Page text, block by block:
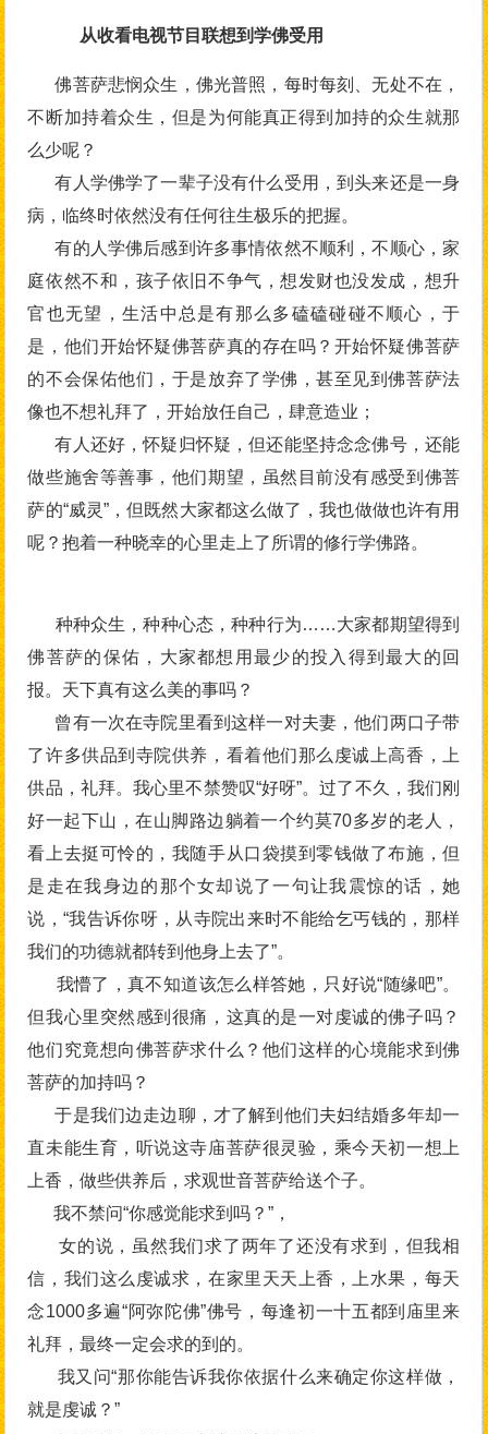
从收看电视节目联想到学佛受用
佛菩萨悲悯众生，佛光普照，每时每刻、无处不在，
不断加持着众生，但是为何能真正得到加持的众生就那
么少呢？
有人学佛学了一辈子没有什么受用，到头来还是一身
病，临终时依然没有任何往生极乐的把握。
有的人学佛后感到许多事情依然不顺利，不顺心，家
庭依然不和，孩子依旧不争气，想发财也没发成，想升
官也无望，生活中总是有那么多磕磕碰碰不顺心，于
是，他们开始怀疑佛菩萨真的存在吗？开始怀疑佛菩萨
的不会保佑他们，于是放弃了学佛，甚至见到佛菩萨法
像也不想礼拜了，开始放任自己，肆意造业；
有人还好，怀疑归怀疑，但还能坚持念念佛号，还能
做些施舍等善事，他们期望，虽然目前没有感受到佛菩
萨的“威灵”，但既然大家都这么做了，我也做做也许有用
呢？抱着一种晓幸的心里走上了所谓的修行学佛路。
种种众生，种种心态，种种行为……大家都期望得到
佛菩萨的保佑，大家都想用最少的投入得到最大的回
报。天下真有这么美的事吗？
曾有一次在寺院里看到这样一对夫妻，他们两口子带
了许多供品到寺院供养，看着他们那么虔诚上高香，上
供品，礼拜。我心里不禁赞叹“好呀”。过了不久，我们刚
好一起下山，在山脚路边躺着一个约莫70多岁的老人，
看上去挺可怜的，我随手从口袋摸到零钱做了布施，但
是走在我身边的那个女却说了一句让我震惊的话，她
说，“我告诉你呀，从寺院出来时不能给乞丐钱的，那样
我们的功德就都转到他身上去了”。
我懵了，真不知道该怎么样答她，只好说“随缘吧”。
但我心里突然感到很痛，这真的是一对虔诚的佛子吗？
他们究竟想向佛菩萨求什么？他们这样的心境能求到佛
菩萨的加持吗？
于是我们边走边聊，才了解到他们夫妇结婚多年却一
直未能生育，听说这寺庙菩萨很灵验，乘今天初一想上
上香，做些供养后，求观世音菩萨给送个子。
我不禁问“你感觉能求到吗？”，
女的说，虽然我们求了两年了还没有求到，但我相
信，我们这么虔诚求，在家里天天上香，上水果，每天
念1000多遍“阿弥陀佛”佛号，每逢初一十五都到庙里来
礼拜，最终一定会求的到的。
我又问“那你能告诉我你依据什么来确定你这样做，
就是虔诚？”